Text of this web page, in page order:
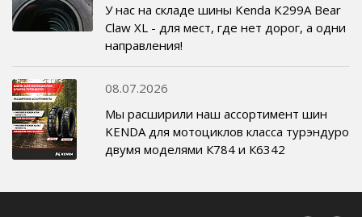
У нас на складе шины Kenda K299A Bear
Claw XL - для мест, где нет дорог, а одни
направления!
08.07.2026
Мы расширили наш ассортимент шин
KENDA для мотоциклов класса турэндуро
двумя моделями К784 и К6342